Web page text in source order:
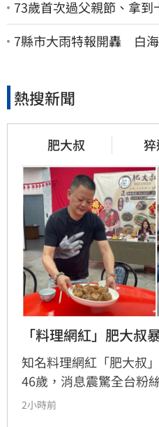
73歲首次過父親節、拿
今天好多人來幫我慶祝
7縣市大雨特報開轟 白
熱搜新聞
肥大叔
「料理網紅」肥大叔
知名料理網紅「肥大叔
46歲，消息震驚全台粉
他，憑藉親切教學與拚
2小時前